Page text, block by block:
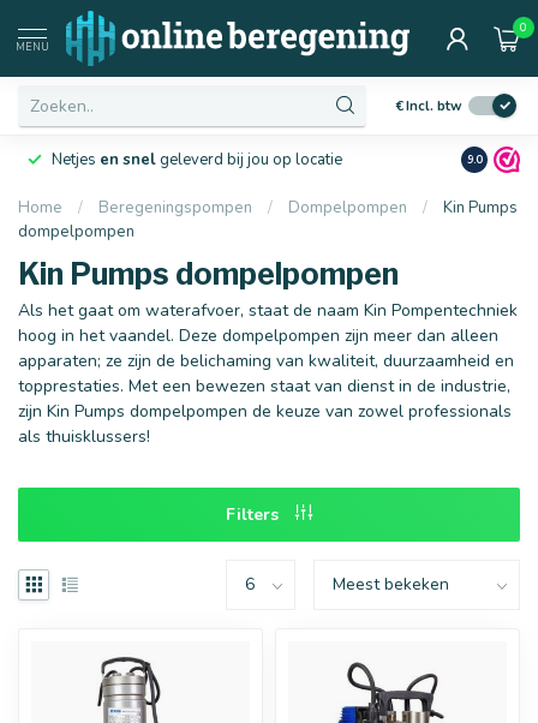
MENU
0
€Incl. btw
geleverd bij jou op locatie Ruim 10 jaar ervaringin de
9.0
Home / Beregeningspompen / Dompelpompen /
Kin Pumps
dompelpompen
Kin Pumps dompelpompen
Als het gaat om waterafvoer, staat de naam Kin Pompentechniek
hoog in het vaandel. Deze dompelpompen zijn meer dan alleen
apparaten; ze zijn de belichaming van kwaliteit, duurzaamheid en
topprestaties. Met een bewezen staat van dienst in de industrie,
zijn Kin Pumps dompelpompen de keuze van zowel professionals
als thuisklussers!
Filters
Afmetingen
16 mm